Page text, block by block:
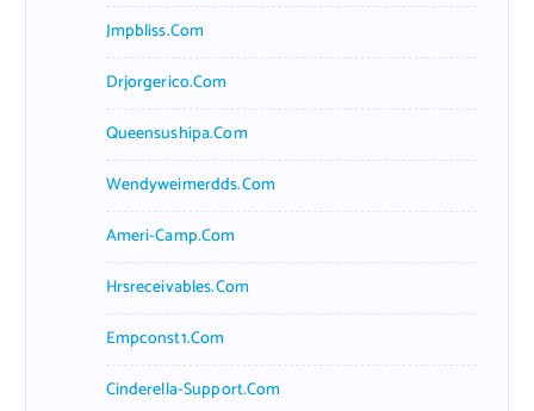
Jmpbliss.com
Drjorgerico.com
Queensushipa.com
Wendyweimerdds.com
Ameri-Camp.com
Hrsreceivables.com
Empconst1.com
Cinderella-Support.com